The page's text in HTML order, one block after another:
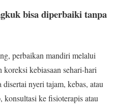
bisa diperbaiki tanpa
perbaikan mandiri melalui
kebiasaan sehari-hari
nyeri tajam, kebas, atau
konsultasi ke fisioterapis atau